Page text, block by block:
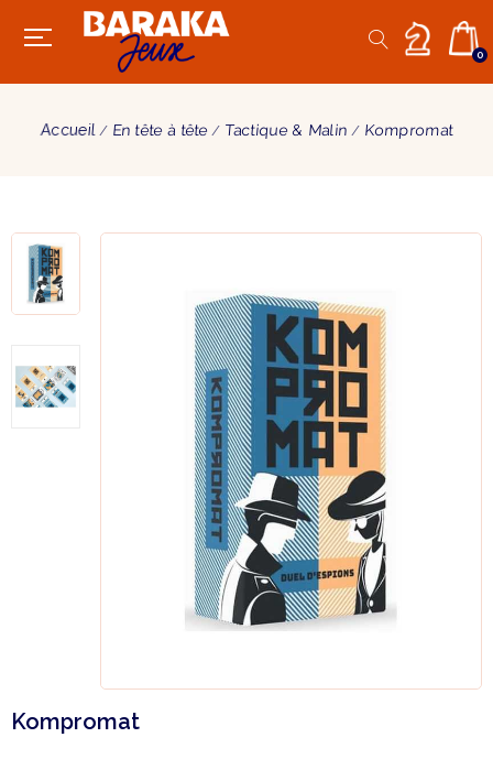
0
Accueil En tête à tête Tactique & Malin Kompromat
Kompromat